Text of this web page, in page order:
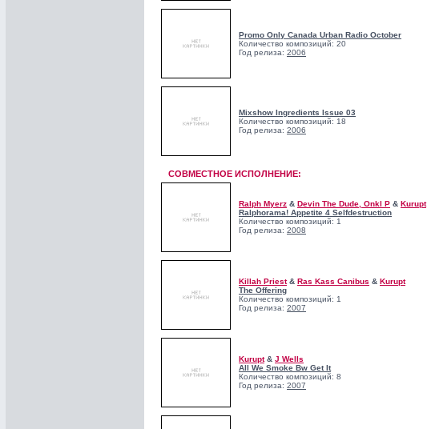
Promo Only Canada Urban Radio October
Количество композиций: 20
Год релиза: 2006
Mixshow Ingredients Issue 03
Количество композиций: 18
Год релиза: 2006
СОВМЕСТНОЕ ИСПОЛНЕНИЕ:
Ralph Myerz & Devin The Dude, Onkl P & Kurupt
Ralphorama! Appetite 4 Selfdestruction
Количество композиций: 1
Год релиза: 2008
Killah Priest& Ras Kass Canibus & Kurupt
The Offering
Количество композиций: 1
Год релиза: 2007
Kurupt& J Wells
All We Smoke Bw Get It
Количество композиций: 8
Год релиза: 2007